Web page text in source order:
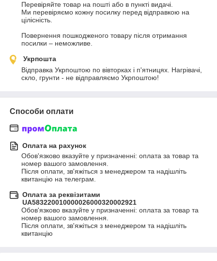
Перевіряйте товар на пошті або в пункті видачі.
Ми перевіряємо кожну посилку перед відправкою на
цілісність.
Повернення пошкодженого товару після отримання
посилки – неможливе.
Укрпошта
Відправка Укрпоштою по вівторках і п'ятницях. Нагрівачі,
скло, грунти - не відправляємо Укрпоштою!
Способи оплати
Оплата на рахунок
Обов'язково вказуйте у призначенні: оплата за товар та
номер вашого замовлення.
Після оплати, зв'яжіться з менеджером та надішліть
квитанцію на телеграм.
Оплата за реквізитами
UA583220010000026000320002921
Обов'язково вказуйте у призначенні: оплата за товар та
номер вашого замовлення.
Після оплати, зв'яжіться з менеджером та надішліть
квитанцію